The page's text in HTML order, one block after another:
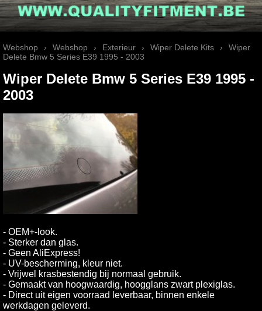
Webshop › Webshop › Exterieur › Wiper Delete Kits ›
Wiper
Delete Bmw 5 Series E39 1995 - 2003
Wiper Delete Bmw 5 Series E39 1995 -
2003
- OEM+-look.
- Sterker dan glas.
- Geen AliExpress!
- UV-bescherming, kleur niet.
- Vrijwel krasbestendig bij normaal gebruik.
- Gemaakt van hoogwaardig, hoogglans zwart plexiglas.
- Direct uit eigen voorraad leverbaar, binnen enkele
werkdagen geleverd.